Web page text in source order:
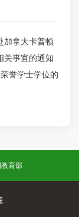
加拿大卡普顿
关事宜的通知
誉学士学位的
育部